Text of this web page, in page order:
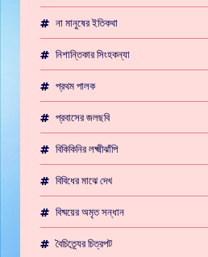
না মানুষের ইতিকথা
নিশান্তিকার সিংহকন্যা
প্রথম পালক
প্রবাসের জলছবি
বিকিকিনির লক্ষ্মীঝাঁপি
বিবিধের মাঝে দেখ
বিষ্ময়ের অমৃত সন্ধান
বৈচিত্র্যের চিত্রপট